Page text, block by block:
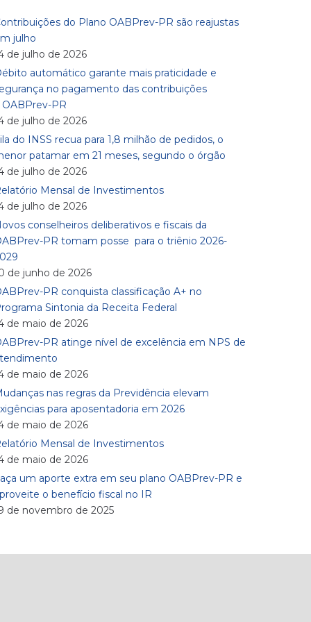
do Plano OABPrev-PR são reajustas
julho
de julho de 2026
automático garante mais praticidade e
no pagamento das contribuições
OABPrev-PR
de julho de 2026
do INSS recua para 1,8 milhão de pedidos, o
patamar em 21 meses, segundo o órgão
de julho de 2026
Mensal de Investimentos
de julho de 2026
conselheiros deliberativos e fiscais da
PR tomam posse para o triênio 2026-
de junho de 2026
PR conquista classificação A+ no
Sintonia da Receita Federal
de maio de 2026
PR atinge nível de excelência em NPS de
de maio de 2026
nas regras da Previdência elevam
para aposentadoria em 2026
de maio de 2026
Mensal de Investimentos
de maio de 2026
um aporte extra em seu plano OABPrev-PR e
o benefício fiscal no IR
de novembro de 2025